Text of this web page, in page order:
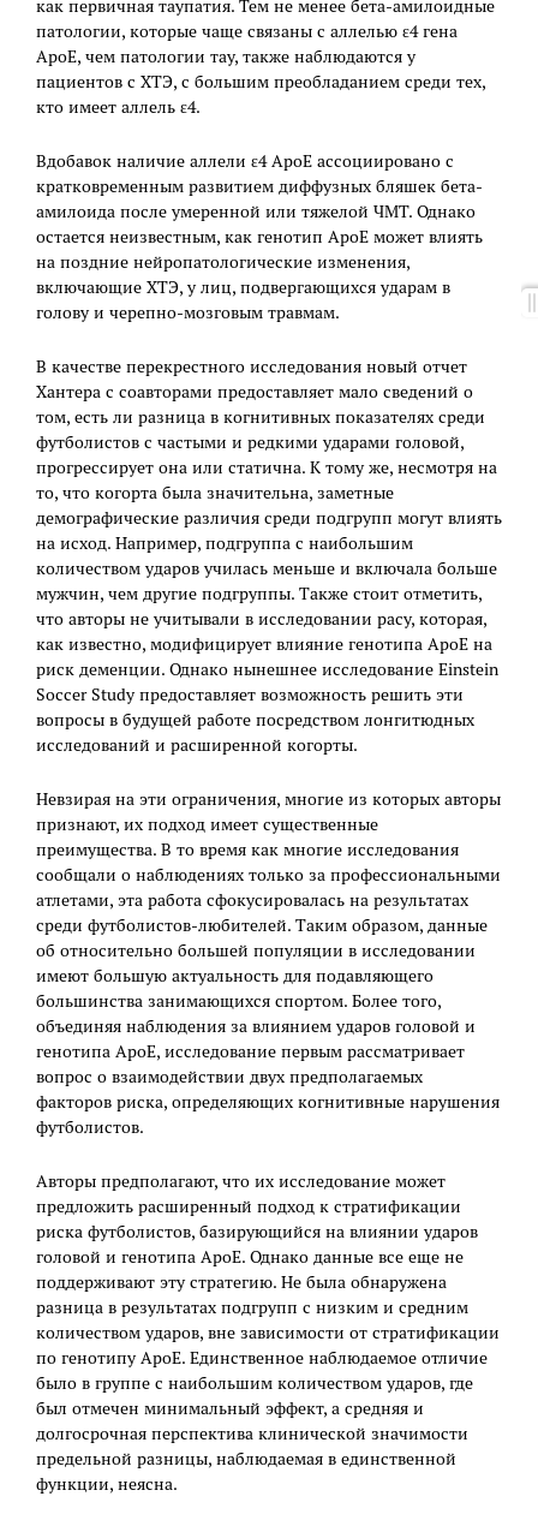
как первичная таупатия. Тем не менее бета-амилоидные
патологии, которые чаще связаны с аллелью ε4 гена
ApoE, чем патологии тау, также наблюдаются у
пациентов с ХТЭ, с большим преобладанием среди тех,
кто имеет аллель ε4.
Вдобавок наличие аллели ε4 ApoE ассоциировано с
кратковременным развитием диффузных бляшек бета-
амилоида после умеренной или тяжелой ЧМТ. Однако
остается неизвестным, как генотип ApoE может влиять
на поздние нейропатологические изменения,
включающие ХТЭ, у лиц, подвергающихся ударам в
голову и черепно-мозговым травмам.
В качестве перекрестного исследования новый отчет
Хантера с соавторами предоставляет мало сведений о
том, есть ли разница в когнитивных показателях среди
футболистов с частыми и редкими ударами головой,
прогрессирует она или статична. К тому же, несмотря на
то, что когорта была значительна, заметные
демографические различия среди подгрупп могут влиять
на исход. Например, подгруппа с наибольшим
количеством ударов училась меньше и включала больше
мужчин, чем другие подгруппы. Также стоит отметить,
что авторы не учитывали в исследовании расу, которая,
как известно, модифицирует влияние генотипа ApoE на
риск деменции. Однако нынешнее исследование Einstein
Soccer Study предоставляет возможность решить эти
вопросы в будущей работе посредством лонгитюдных
исследований и расширенной когорты.
Невзирая на эти ограничения, многие из которых авторы
признают, их подход имеет существенные
преимущества. В то время как многие исследования
сообщали о наблюдениях только за профессиональными
атлетами, эта работа сфокусировалась на результатах
среди футболистов-любителей. Таким образом, данные
об относительно большей популяции в исследовании
имеют большую актуальность для подавляющего
большинства занимающихся спортом. Более того,
объединяя наблюдения за влиянием ударов головой и
генотипа ApoE, исследование первым рассматривает
вопрос о взаимодействии двух предполагаемых
факторов риска, определяющих когнитивные нарушения
футболистов.
Авторы предполагают, что их исследование может
предложить расширенный подход к стратификации
риска футболистов, базирующийся на влиянии ударов
головой и генотипа ApoE. Однако данные все еще не
поддерживают эту стратегию. Не была обнаружена
разница в результатах подгрупп с низким и средним
количеством ударов, вне зависимости от стратификации
по генотипу ApoE. Единственное наблюдаемое отличие
было в группе с наибольшим количеством ударов, где
был отмечен минимальный эффект, а средняя и
долгосрочная перспектива клинической значимости
предельной разницы, наблюдаемая в единственной
функции, неясна.